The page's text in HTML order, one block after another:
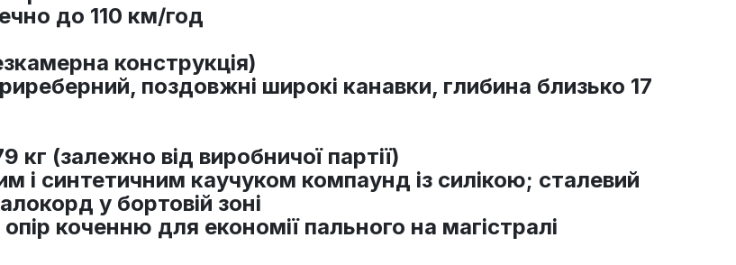
до 110 км/год
конструкція)
поздовжні широкі канавки, глибина близько 17
кг (залежно від виробничої партії)
і синтетичним каучуком компаунд із силікою; сталевий
у бортовій зоні
коченню для економії пального на магістралі